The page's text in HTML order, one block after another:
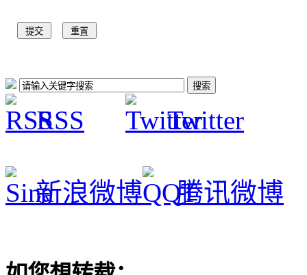
RSS Twitter
新浪微博 腾讯微博